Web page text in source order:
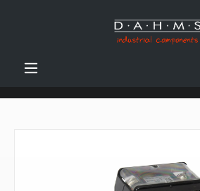
Zum Hauptinhalt springen
Bildergalerie überspringen